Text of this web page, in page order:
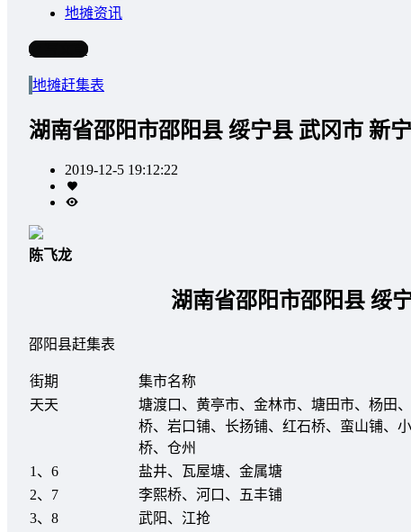
地摊资讯
写文章
地摊赶集表
湖南省邵阳市邵阳县 绥宁县 武冈市 新
2019-12-5 19:12:22
陈飞龙
湖南省邵阳市邵阳县 绥
邵阳县赶集表
街期 集市名称
天天
塘渡口、黄亭市、金林市、塘田市、杨田
桥、岩口铺、长扬铺、红石桥、蛮山铺、
桥、仓州
1、6
盐井、瓦屋塘、金属塘
2、7
李熙桥、河口、五丰铺
3、8
武阳、江抢